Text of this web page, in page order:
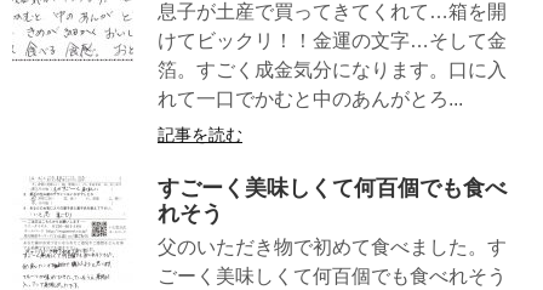
息子が土産で買ってきてくれて…箱を開
けてビックリ！！金運の文字…そして金
箔。すごく成金気分になります。口に入
れて一口でかむと中のあんがとろ...
記事を読む
すごーく美味しくて何百個でも食べ
れそう
父のいただき物で初めて食べました。す
ごーく美味しくて何百個でも食べれそう